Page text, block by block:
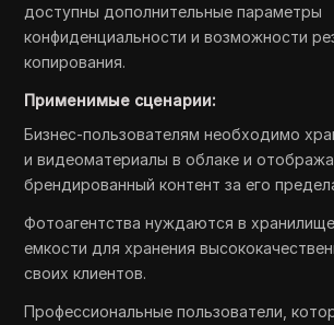
доступны дополнительные параметры
конфиденциальности и возможности
копирования.
Применимые сценарии:
Бизнес-пользователям необходимо
и видеоматериалы в облаке и
брендированный контент за его
Фотоагентства нуждаются в
емкости для хранения
своих клиентов.
Профессиональные пользователи,